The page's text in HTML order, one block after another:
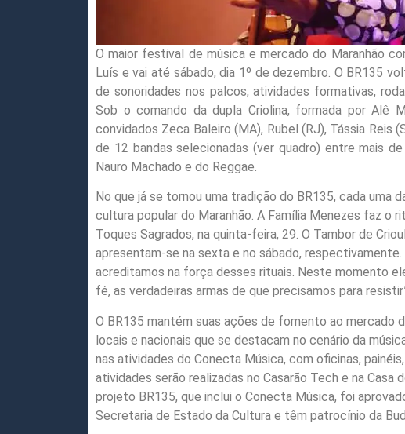
O maior festival de música e mercado do Maranhão
Luís e vai até sábado, dia 1º de dezembro. O BR135
de sonoridades nos palcos, atividades formativas,
Sob o comando da dupla Criolina, formada por Alê
convidados Zeca Baleiro (MA), Rubel (RJ), Tássia Reis
de 12 bandas selecionadas (ver quadro) entre mais
Nauro Machado e do Reggae.
No que já se tornou uma tradição do BR135, cada
cultura popular do Maranhão. A Família Menezes faz o
Toques Sagrados, na quinta-feira, 29. O Tambor de
apresentam-se na sexta e no sábado,
acreditamos na força desses rituais. Neste momento
fé, as verdadeiras armas de que precisamos para
O BR135 mantém suas ações de fomento ao mercado
locais e nacionais que se destacam no cenário da
nas atividades do Conecta Música, com oficinas,
atividades serão realizadas no Casarão Tech e na Casa
projeto BR135, que inclui o Conecta Música, foi
Secretaria de Estado da Cultura e têm patrocínio da